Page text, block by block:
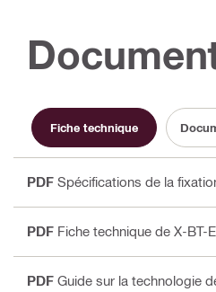
Fiche technique
PDF Spécifications de la
PDF Fiche technique de X-BT-
PDF Guide sur la technologie